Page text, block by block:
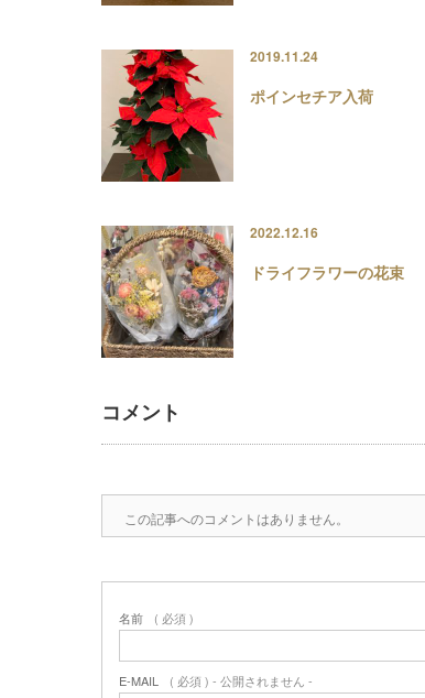
2019.11.24
ポインセチア入荷
2022.12.16
ドライフラワーの花束
コメント
この記事へのコメントはありません。
名前 ( 必須 )
E-MAIL ( 必須 ) - 公開されません -